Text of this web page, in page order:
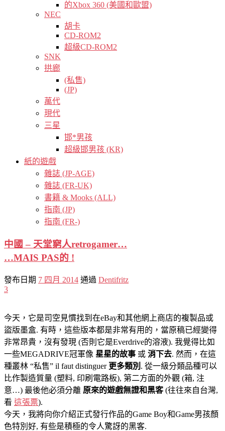
的Xbox 360 (美國和歐盟)
NEC
胡卡
CD-ROM2
超級CD-ROM2
SNK
拱廊
(私售)
(JP)
萬代
現代
三星
邯*男孩
超級邯男孩 (KR)
紙的遊戲
雜誌 (JP-AGE)
雜誌 (FR-UK)
書籍 & Mooks (ALL)
指南 (JP)
指南 (FR-)
中國 – 天堂窮人retrogamer…
…MAIS PAS的 !
發布日期 7 四月 2014 通過 Dentifritz
3
今天，它是司空見慣找到在eBay和其他網上商店的複製品或
盜版墨盒. 有時，這些版本都是非常有用的，當原稿已經變得
非常昂貴，沒有發現 (否則它是Everdrive的溶液). 我覺得比如
一些MEGADRIVE冠軍像 星星的故事 或 消下去. 然而，在這
種叢林 “私售” il faut distinguer 更多類別 . 從一級分類品種可以
比作製造質量 (塑料, 印刷電路板), 第二方面的外觀 (箱, 注
意…) 最後他必須分離 原來的遊戲無證和黑客(往往來自台灣,
看 這張票).
今天，我將向你介紹正式發行作品的Game Boy和Game男孩顏
色特別好, 有些是積極的令人驚訝的黑客.